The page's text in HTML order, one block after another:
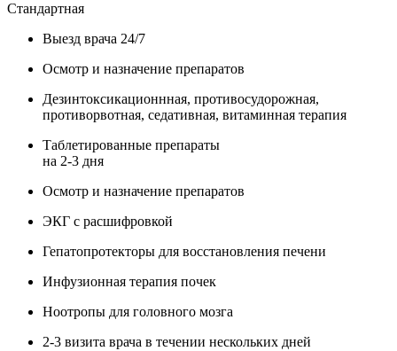
Стандартная
Выезд врача 24/7
Осмотр и назначение препаратов
Дезинтоксикационнная, противосудорожная,
противорвотная, седативная, витаминная терапия
Таблетированные препараты
на 2-3 дня
Осмотр и назначение препаратов
ЭКГ с расшифровкой
Гепатопротекторы для восстановления печени
Инфузионная терапия почек
Ноотропы для головного мозга
2-3 визита врача в течении нескольких дней